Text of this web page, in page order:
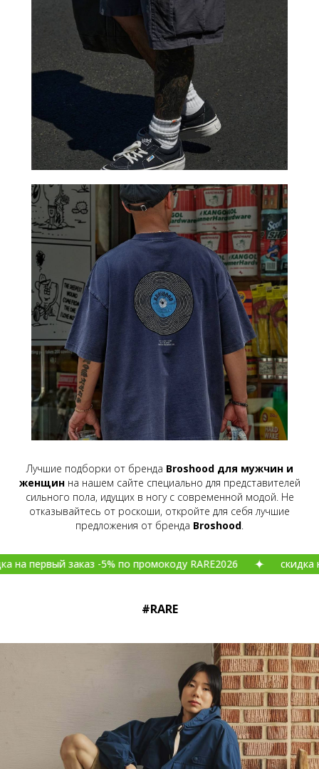
Лучшие подборки от бренда Broshood для мужчин и
женщинна нашем сайте специально для представителей
сильного пола, идущих в ногу с современной модой. Не
отказывайтесь от роскоши, откройте для себя лучшие
предложения от бренда Broshood.
-5% по промокоду RARE2026 скидка на первый
#RARE